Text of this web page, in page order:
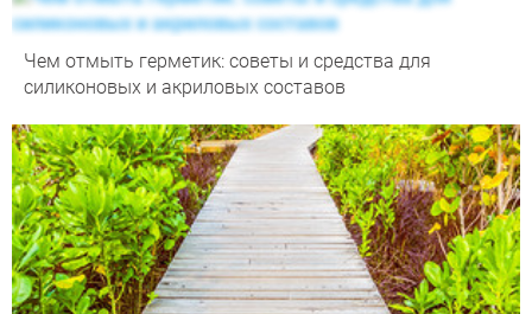
Чем отмыть герметик: советы и средства для
силиконовых и акриловых составов